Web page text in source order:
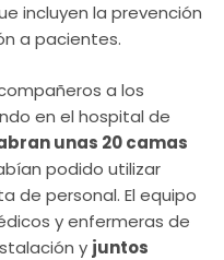
incluyen la prevención
a pacientes.
a los
en el hospital de
unas 20 camas
podido utilizar
de personal. El equipo
y enfermeras de
y juntos